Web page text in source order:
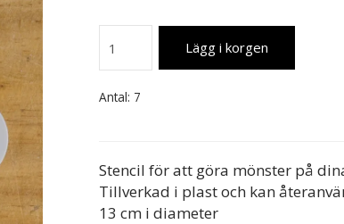
Lägg i korgen
Antal: 7
Stencil för att göra mönster på
Tillverkad i plast och kan
13 cm i diameter